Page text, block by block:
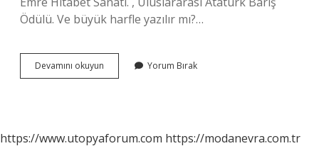
Ödülü. Ve büyük harfle yazılır mı?…
Devamını okuyun
Adlarında
Yorum Bırak
https://www.utopyaforum.com https://modanevra.com.tr